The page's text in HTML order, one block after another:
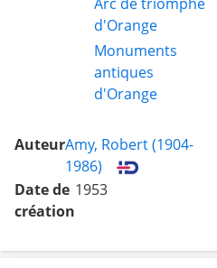
d'Orange
Monuments
antiques
d'Orange
AuteurAmy, Robert (1904-
1986)
Date de
création
1953